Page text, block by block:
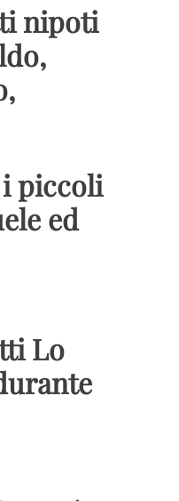
nipoti
i piccoli
ed
Lo